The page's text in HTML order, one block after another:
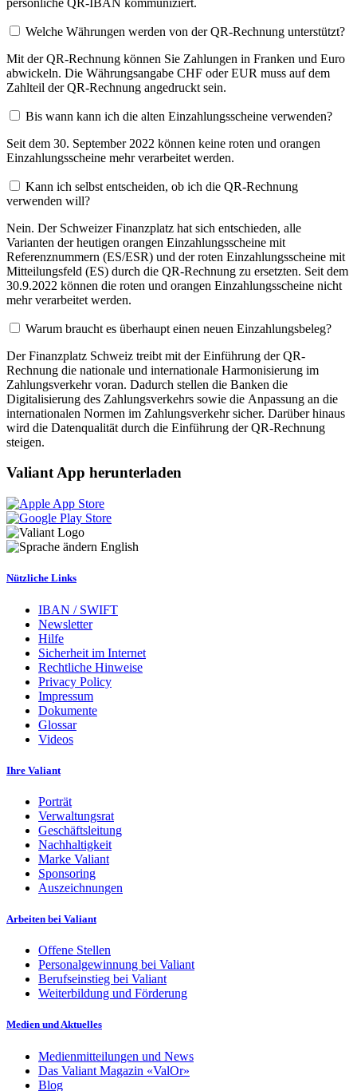
Welche Währungen werden von der QR-Rechnung unterstützt?
Mit der QR-Rechnung können Sie Zahlungen in Franken und Euro
abwickeln. Die Währungsangabe CHF oder EUR muss auf dem
Zahlteil der QR-Rechnung angedruckt sein.
Bis wann kann ich die alten Einzahlungsscheine verwenden?
Seit dem 30. September 2022 können keine roten und orangen
Einzahlungsscheine mehr verarbeitet werden.
Kann ich selbst entscheiden, ob ich die QR-Rechnung
verwenden will?
Nein. Der Schweizer Finanzplatz hat sich entschieden, alle
Varianten der heutigen orangen Einzahlungsscheine mit
Referenznummern (ES/ESR) und der roten Einzahlungsscheine mit
Mitteilungsfeld (ES) durch die QR-Rechnung zu ersetzten. Seit dem
30.9.2022 können die roten und orangen Einzahlungsscheine nicht
mehr verarbeitet werden.
Warum braucht es überhaupt einen neuen Einzahlungsbeleg?
Der Finanzplatz Schweiz treibt mit der Einführung der QR-
Rechnung die nationale und internationale Harmonisierung im
Zahlungsverkehr voran. Dadurch stellen die Banken die
Digitalisierung des Zahlungsverkehrs sowie die Anpassung an die
internationalen Normen im Zahlungsverkehr sicher. Darüber hinaus
wird die Datenqualität durch die Einführung der QR-Rechnung
steigen.
Valiant App herunterladen
English
Nützliche Links
IBAN / SWIFT
Newsletter
Hilfe
Sicherheit im Internet
Rechtliche Hinweise
Privacy Policy
Impressum
Dokumente
Glossar
Videos
Ihre Valiant
Porträt
Verwaltungsrat
Geschäftsleitung
Nachhaltigkeit
Marke Valiant
Sponsoring
Auszeichnungen
Arbeiten bei Valiant
Offene Stellen
Personalgewinnung bei Valiant
Berufseinstieg bei Valiant
Weiterbildung und Förderung
Medien und Aktuelles
Medienmitteilungen und News
Das Valiant Magazin «ValOr»
Blog